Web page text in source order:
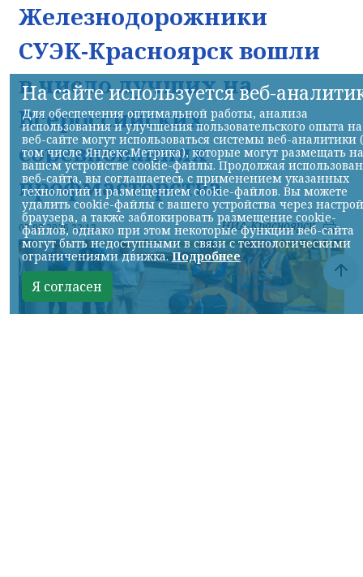
Железнодорожники
СУЭК-Красноярск вошли
в число лучших на
Всероссийских
соревнованиях
профмастерства
07.08.2026 22:13 НИА-Красноярск
На сайте используется веб-
Для обеспечения оптимальной работы, анализа
использования и улучшения пользовательского опыта на
веб-сайте могут использоваться системы веб-аналитики
том числе Яндекс.Метрика), которые могут размещать на
вашем устройстве cookie-файлы. Продолжая
веб-сайта, вы соглашаетесь с применением указанных
технологий и размещением cookie-файлов. Вы можете
удалить cookie-файлы с вашего устройства через
браузера, а также заблокировать размещение cookie-
файлов, однако при этом некоторые функции веб-сайта
могут быть недоступными в связи с технологическими
ограничениями движка.Подробнее
Я согласен